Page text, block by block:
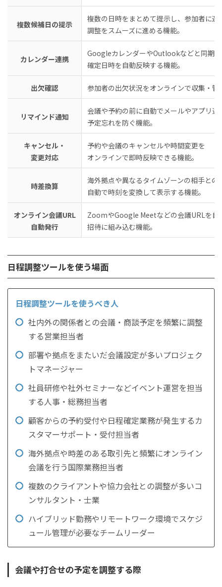
複数候補日の提示
複数の日時をまとめて提示し、参加者に選
調整をスムーズに進める機能。
カレンダー連携
GoogleカレンダーやOutlookなどと同期
確定日時を自動反映する機能。
出欠確認 参加者の出欠状況をオンラインで収集・管
リマインド通知
会議や予約の前に自動でメールやアプリ通
予定忘れを防ぐ機能。
キャンセル・
変更対応
予約や会議のキャンセルや時間変更を
オンラインで即時反映できる機能。
時差換算
海外拠点や異なるタイムゾーンの相手との
自動で時刻を変換して表示する機能。
オンライン会議URL
自動発行
ZoomやGoogle Meetなどの会議URLを自
招待に組み込む機能。
日程調整ツールを使う場面
社内外の関係者との会議・商談予定を頻繁に調整
する営業担当者
部署や拠点をまたいだ会議設定が多いプロジェク
トマネージャー
社員研修や社外セミナーなどイベント運営を担当
する人事・総務担当者
顧客からの予約受付や日程確定業務が発生するカ
スタマーサポート・受付担当者
海外拠点や時差のある取引先と頻繁にオンライン
会議を行う国際業務担当者
複数のクライアントや協力会社との調整が多いコ
ンサルタント・士業
ハイブリッド勤務やリモートワーク環境でスケジ
ュール管理が必要なチームリーダー
会議や打合せの予定を調整する際